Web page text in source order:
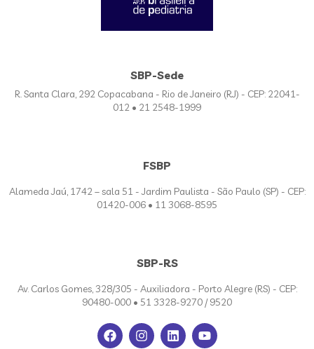
SBP-Sede
R. Santa Clara, 292 Copacabana - Rio de Janeiro (RJ) - CEP: 22041-
012 • 21 2548-1999
FSBP
Alameda Jaú, 1742 – sala 51 - Jardim Paulista - São Paulo (SP) - CEP:
01420-006 • 11 3068-8595
SBP-RS
Av. Carlos Gomes, 328/305 - Auxiliadora - Porto Alegre (RS) - CEP:
90480-000 • 51 3328-9270 / 9520